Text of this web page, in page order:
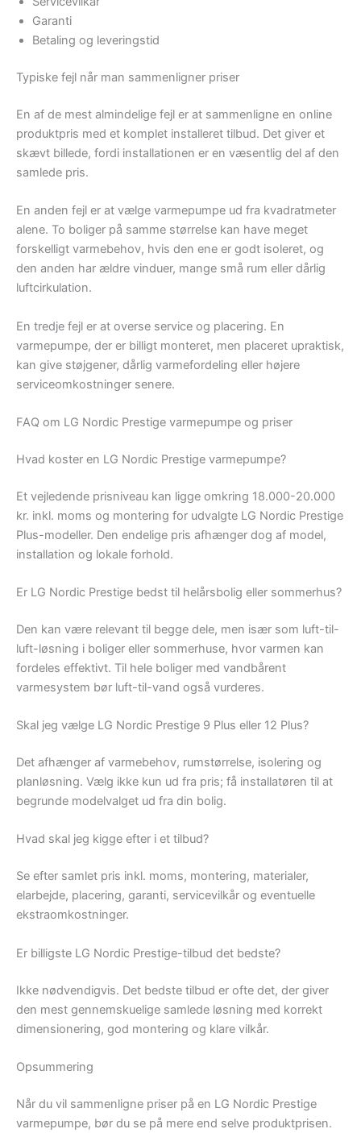
Garanti
Betaling og leveringstid
Typiske fejl når man sammenligner priser
En af de mest almindelige fejl er at sammenligne en online
produktpris med et komplet installeret tilbud. Det giver et
skævt billede, fordi installationen er en væsentlig del af den
samlede pris.
En anden fejl er at vælge varmepumpe ud fra kvadratmeter
alene. To boliger på samme størrelse kan have meget
forskelligt varmebehov, hvis den ene er godt isoleret, og
den anden har ældre vinduer, mange små rum eller dårlig
luftcirkulation.
En tredje fejl er at overse service og placering. En
varmepumpe, der er billigt monteret, men placeret upraktisk,
kan give støjgener, dårlig varmefordeling eller højere
serviceomkostninger senere.
FAQ om LG Nordic Prestige varmepumpe og priser
Hvad koster en LG Nordic Prestige varmepumpe?
Et vejledende prisniveau kan ligge omkring 18.000-20.000
kr. inkl. moms og montering for udvalgte LG Nordic Prestige
Plus-modeller. Den endelige pris afhænger dog af model,
installation og lokale forhold.
Er LG Nordic Prestige bedst til helårsbolig eller sommerhus?
Den kan være relevant til begge dele, men især som luft-til-
luft-løsning i boliger eller sommerhuse, hvor varmen kan
fordeles effektivt. Til hele boliger med vandbårent
varmesystem bør luft-til-vand også vurderes.
Skal jeg vælge LG Nordic Prestige 9 Plus eller 12 Plus?
Det afhænger af varmebehov, rumstørrelse, isolering og
planløsning. Vælg ikke kun ud fra pris; få installatøren til at
begrunde modelvalget ud fra din bolig.
Hvad skal jeg kigge efter i et tilbud?
Se efter samlet pris inkl. moms, montering, materialer,
elarbejde, placering, garanti, servicevilkår og eventuelle
ekstraomkostninger.
Er billigste LG Nordic Prestige-tilbud det bedste?
Ikke nødvendigvis. Det bedste tilbud er ofte det, der giver
den mest gennemskuelige samlede løsning med korrekt
dimensionering, god montering og klare vilkår.
Opsummering
Når du vil sammenligne priser på en LG Nordic Prestige
varmepumpe, bør du se på mere end selve produktprisen.